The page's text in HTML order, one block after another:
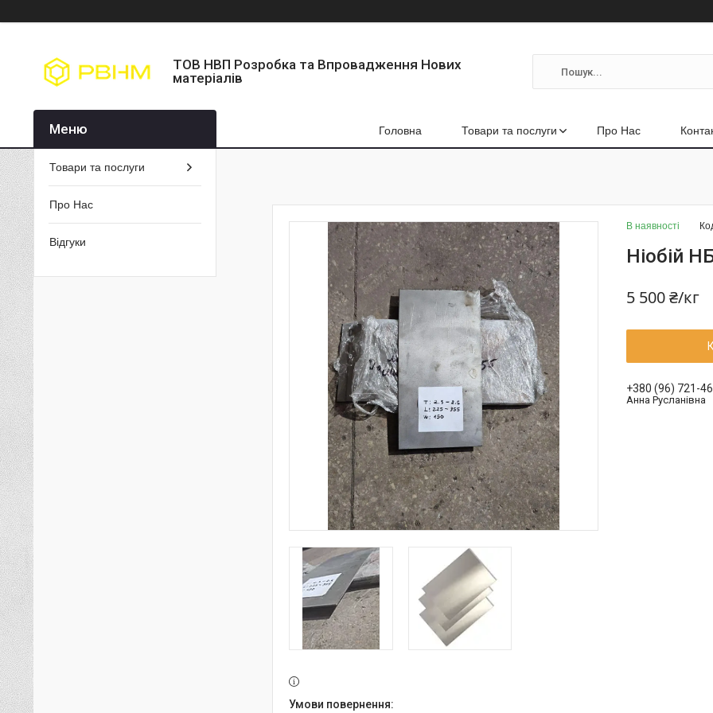
ТОВ НВП Розробка та Впровадження Нових
матеріалів
Головна Товари та послуги Про Нас
В наявності
Ніобій
5 500 ₴/кг
+380 (96) 721-
Анна Русланівна
Товари та послуги
Про Нас
Відгуки